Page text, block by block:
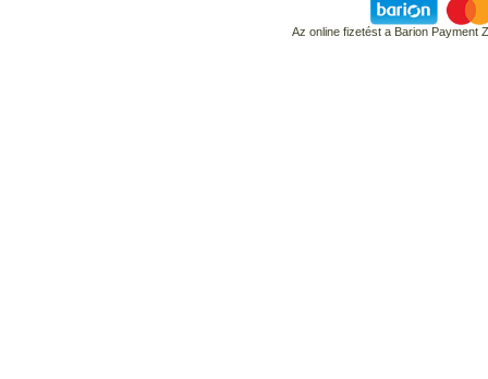
Az online fizetést a Barion Payment